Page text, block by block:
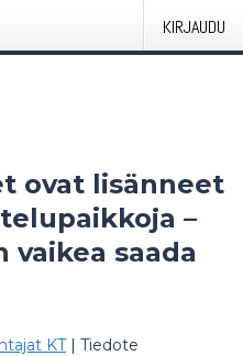
KIRJAUDU
ovat lisänneet
–
vaikea saada
KT | Tiedote